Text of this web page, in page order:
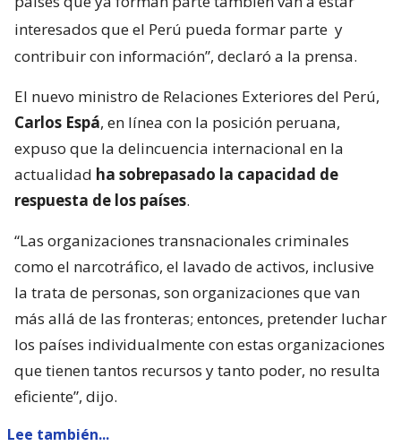
interesados que el Perú pueda formar parte y
contribuir con información”, declaró a la prensa.
El nuevo ministro de Relaciones Exteriores del Perú,
Carlos Espá, en línea con la posición peruana,
expuso que la delincuencia internacional en la
actualidad ha sobrepasado la capacidad de
respuesta de los países.
“Las organizaciones transnacionales criminales
como el narcotráfico, el lavado de activos, inclusive
la trata de personas, son organizaciones que van
más allá de las fronteras; entonces, pretender luchar
los países individualmente con estas organizaciones
que tienen tantos recursos y tanto poder, no resulta
eficiente”, dijo.
Lee también...